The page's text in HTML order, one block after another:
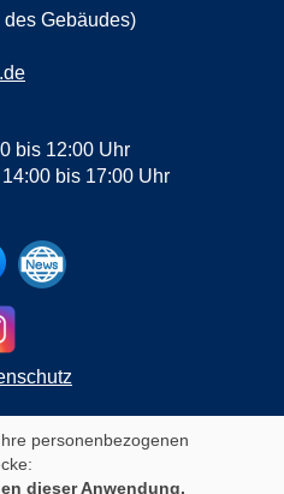
Gebäudes)
bis 12:00 Uhr
bis 17:00 Uhr
personenbezogenen
dieser Anwendung,